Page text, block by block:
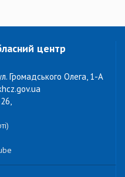
центр
Громадського Олега, 1-А